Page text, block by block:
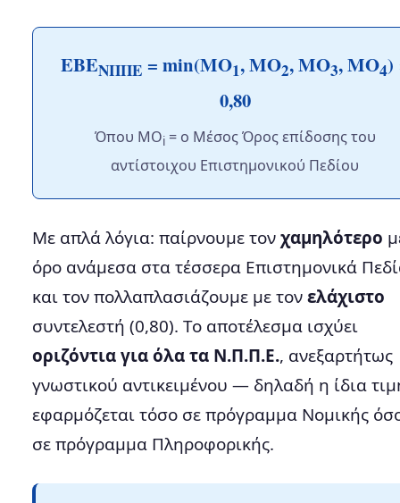
ΕΒΕΝΠΠΕ = min(ΜΟ1, ΜΟ2, ΜΟ3, ΜΟ4)
0,80
Όπου ΜΟi= ο Μέσος Όρος επίδοσης του
αντίστοιχου Επιστημονικού Πεδίου
Με απλά λόγια: παίρνουμε τονχαμηλότερο
όρο ανάμεσα στα τέσσερα Επιστημονικά
και τον πολλαπλασιάζουμε με τονελάχιστο
συντελεστή (0,80). Το αποτέλεσμα ισχύει
οριζόντια για όλα τα Ν.Π.Π.Ε., ανεξαρτήτως
γνωστικού αντικειμένου — δηλαδή η ίδια
εφαρμόζεται τόσο σε πρόγραμμα Νομικής
σε πρόγραμμα Πληροφορικής.